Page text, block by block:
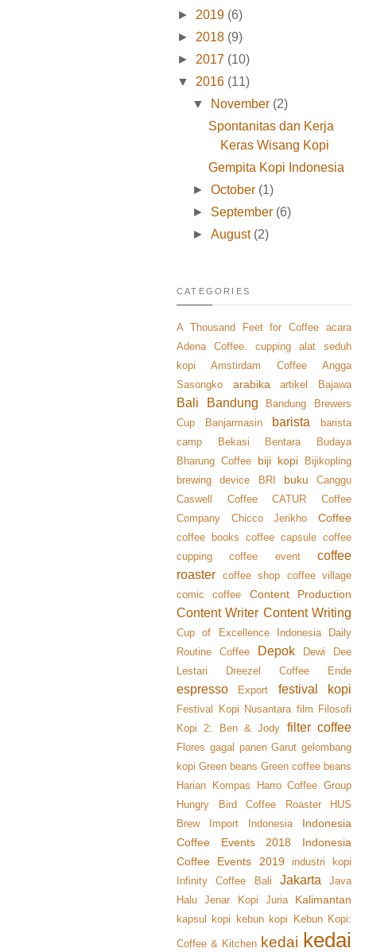
► 2019 (6)
► 2018 (9)
► 2017 (10)
▼
2016 (11)
▼
November (2)
Spontanitas dan Kerja
Keras Wisang Kopi
Gempita Kopi Indonesia
►October (1)
► September (6)
►August (2)
CATEGORIES
A Thousand Feet for Coffee
acara
Adena Coffee. cupping
alat seduh
kopi
Amstirdam Coffee
Angga
Sasongko
arabika artikel Bajawa
Bali Bandung
Bandung Brewers
Cup
Banjarmasin barista
barista
camp
Bekasi
Bentara Budaya
Bharung Coffee biji kopi Bijikopling
brewing device
BRI buku
Canggu
Caswell Coffee
CATUR Coffee
Company
Chicco Jerikho Coffee
coffee books coffee capsule coffee
cupping
coffee event
coffee
roaster coffee shop coffee village
comic coffee
Content Production
Content Writer Content Writing
Cup of Excellence Indonesia
Daily
Routine Coffee
Depok
Dewi Dee
Lestari
Dreezel Coffee Ende
espresso Export festival kopi
Festival Kopi Nusantara film Filosofi
Kopi 2: Ben & Jody filter coffee
Flores gagal panen Garut gelombang
kopi Green beans Green coffee beans
Harian Kompas
Harro Coffee Group
Hungry Bird Coffee Roaster
HUS
Brew
Import Indonesia
Indonesia
Coffee Events 2018
Indonesia
Coffee Events 2019
industri kopi
Infinity Coffee Bali
Jakarta
Java
Halu
Jenar Kopi Juria Kalimantan
kapsul kopi kebun kopi Kebun Kopi:
Coffee & Kitchen kedai kedai